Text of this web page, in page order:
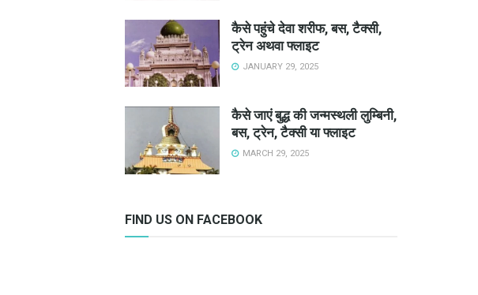
कैसे पहुंचे देवा शरीफ, बस, टैक्सी,
ट्रेन अथवा फ्लाइट
JANUARY 29, 2025
कैसे जाएं बुद्ध की जन्मस्थली लुम्बिनी,
बस, ट्रेन, टैक्सी या फ्लाइट
MARCH 29, 2025
FIND US ON FACEBOOK